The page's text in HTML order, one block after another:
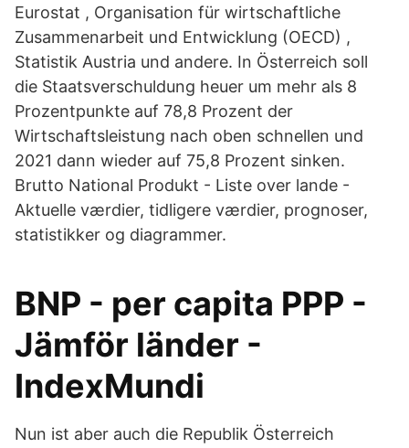
Eurostat , Organisation für wirtschaftliche
Zusammenarbeit und Entwicklung (OECD) ,
Statistik Austria und andere. In Österreich soll
die Staatsverschuldung heuer um mehr als 8
Prozentpunkte auf 78,8 Prozent der
Wirtschaftsleistung nach oben schnellen und
2021 dann wieder auf 75,8 Prozent sinken.
Brutto National Produkt - Liste over lande -
Aktuelle værdier, tidligere værdier, prognoser,
statistikker og diagrammer.
BNP - per capita PPP -
Jämför länder -
IndexMundi
Nun ist aber auch die Republik Österreich